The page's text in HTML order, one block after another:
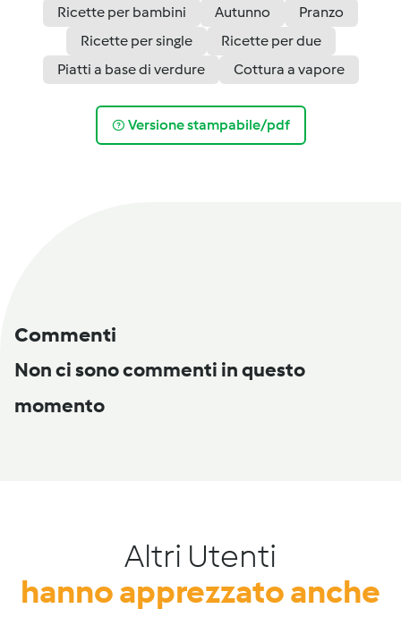
Ricette per bambini
Autunno
Pranzo
Ricette per single
Ricette per due
Piatti a base di verdure
Cottura a vapore
Versione stampabile/pdf
Commenti
Non ci sono commenti in questo
momento
Altri Utenti
hanno apprezzato anche